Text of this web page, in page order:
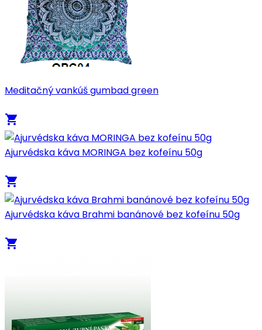
Meditačný vankúš gumbad green
local_grocery_store
Ajurvédska káva MORINGA bez kofeínu 50g
local_grocery_store
Ajurvédska káva Brahmi banánové bez kofeínu 50g
local_grocery_store